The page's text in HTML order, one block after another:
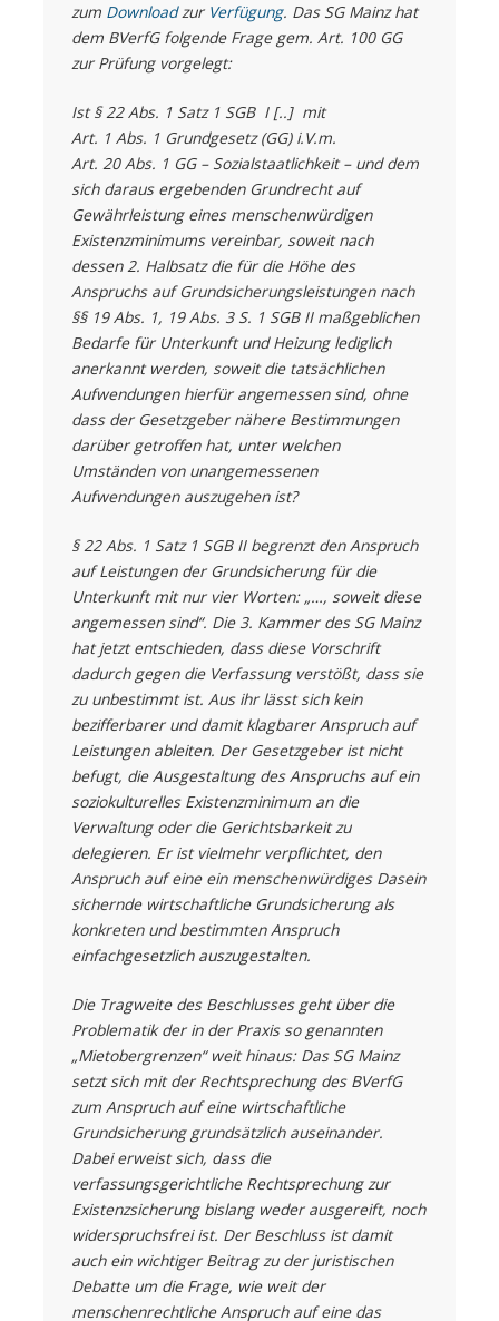
zum Downloadzur Verfügung. Das SG Mainz hat
dem BVerfG folgende Frage gem. Art. 100 GG
zur Prüfung vorgelegt:
Ist § 22 Abs. 1 Satz 1 SGB I [..] mit
Art. 1 Abs. 1 Grundgesetz (GG) i.V.m.
Art. 20 Abs. 1 GG – Sozialstaatlichkeit – und dem
sich daraus ergebenden Grundrecht auf
Gewährleistung eines menschenwürdigen
Existenzminimums vereinbar, soweit nach
dessen 2. Halbsatz die für die Höhe des
Anspruchs auf Grundsicherungsleistungen nach
§§ 19 Abs. 1, 19 Abs. 3 S. 1 SGB II maßgeblichen
Bedarfe für Unterkunft und Heizung lediglich
anerkannt werden, soweit die tatsächlichen
Aufwendungen hierfür angemessen sind, ohne
dass der Gesetzgeber nähere Bestimmungen
darüber getroffen hat, unter welchen
Umständen von unangemessenen
Aufwendungen auszugehen ist?
§ 22 Abs. 1 Satz 1 SGB II begrenzt den Anspruch
auf Leistungen der Grundsicherung für die
Unterkunft mit nur vier Worten: „…, soweit diese
angemessen sind“. Die 3. Kammer des SG Mainz
hat jetzt entschieden, dass diese Vorschrift
dadurch gegen die Verfassung verstößt, dass sie
zu unbestimmt ist. Aus ihr lässt sich kein
bezifferbarer und damit klagbarer Anspruch auf
Leistungen ableiten. Der Gesetzgeber ist nicht
befugt, die Ausgestaltung des Anspruchs auf ein
soziokulturelles Existenzminimum an die
Verwaltung oder die Gerichtsbarkeit zu
delegieren. Er ist vielmehr verpflichtet, den
Anspruch auf eine ein menschenwürdiges Dasein
sichernde wirtschaftliche Grundsicherung als
konkreten und bestimmten Anspruch
einfachgesetzlich auszugestalten.
Die Tragweite des Beschlusses geht über die
Problematik der in der Praxis so genannten
„Mietobergrenzen“ weit hinaus: Das SG Mainz
setzt sich mit der Rechtsprechung des BVerfG
zum Anspruch auf eine wirtschaftliche
Grundsicherung grundsätzlich auseinander.
Dabei erweist sich, dass die
verfassungsgerichtliche Rechtsprechung zur
Existenzsicherung bislang weder ausgereift, noch
widerspruchsfrei ist. Der Beschluss ist damit
auch ein wichtiger Beitrag zu der juristischen
Debatte um die Frage, wie weit der
menschenrechtliche Anspruch auf eine das